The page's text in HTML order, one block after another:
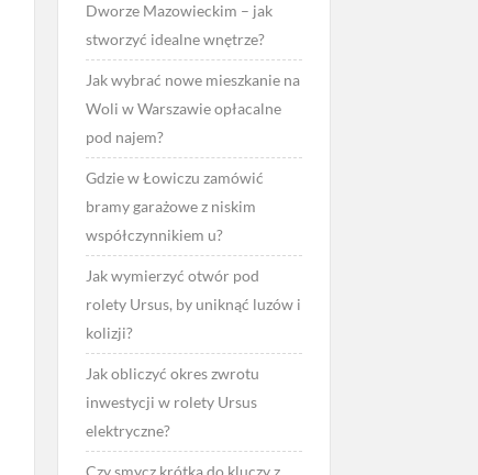
Dworze Mazowieckim – jak
stworzyć idealne wnętrze?
Jak wybrać nowe mieszkanie na
Woli w Warszawie opłacalne
pod najem?
Gdzie w Łowiczu zamówić
bramy garażowe z niskim
współczynnikiem u?
Jak wymierzyć otwór pod
rolety Ursus, by uniknąć luzów i
kolizji?
Jak obliczyć okres zwrotu
inwestycji w rolety Ursus
elektryczne?
Czy smycz krótka do kluczy z